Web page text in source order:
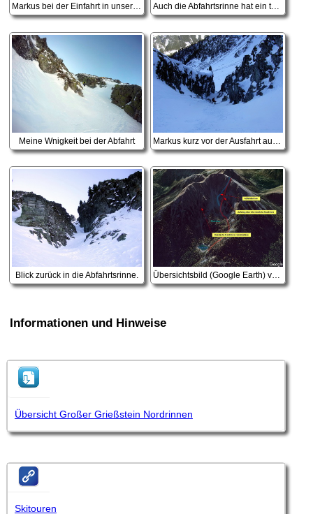
Markus bei der Einfahrt in unsere Abfahrtsrinne Auch die Abfahrtsrinne hat ein tolles Ambiente zu bieten, ist aber etwas breiter als die Aufstiegsrinne.
Meine Wnigkeit bei der Abfahrt
Blick zurück in die Abfahrtsrinne.
Informationen und Hinweise
Übersicht Großer Grießstein Nordrinnen
Skitouren